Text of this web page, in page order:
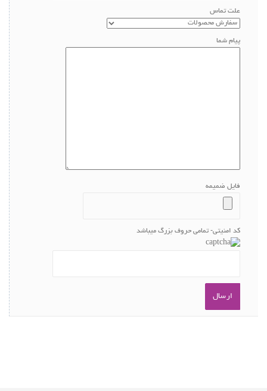
علت تماس
پیام شما
فایل ضمیمه
کد امنیتی- تمامی حروف بزرگ میباشد